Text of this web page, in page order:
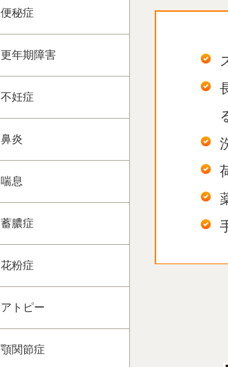
便秘症
更年期障害
不妊症
鼻炎
喘息
蓄膿症
花粉症
アトピー
顎関節症